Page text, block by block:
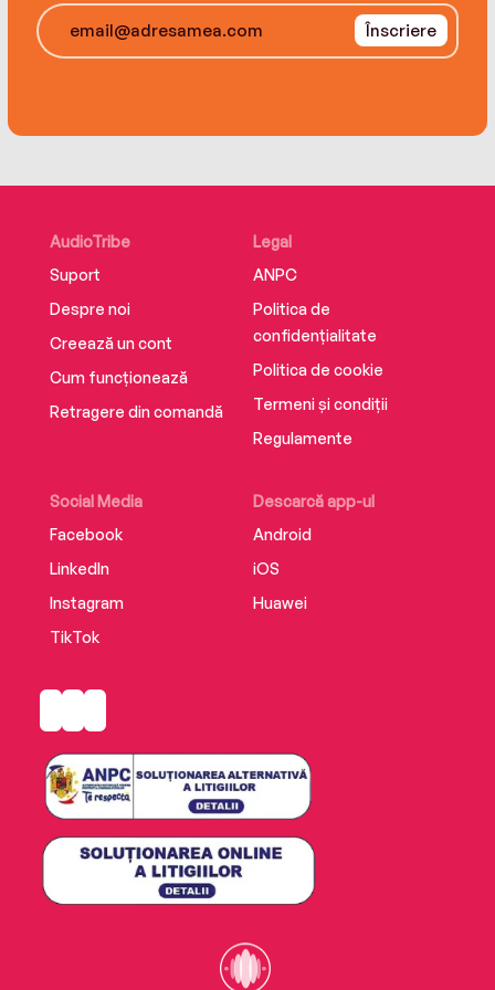
Înscriere
AudioTribe
Suport
Despre noi
Creează un cont
Cum funcționează
Retragere din comandă
Social Media
Facebook
LinkedIn
Instagram
TikTok
Descarcă app-ul
Android
iOS
Huawei
Legal
ANPC
Politica de
confidențialitate
Politica de cookie
Termeni și condiții
Regulamente